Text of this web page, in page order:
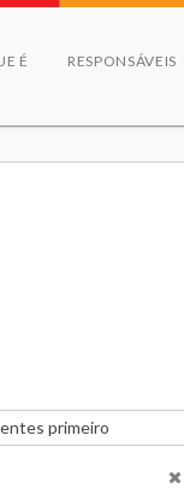
É RESPONSÁVEIS
primeiro